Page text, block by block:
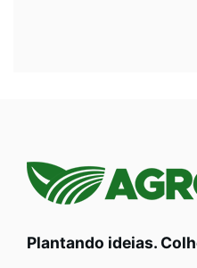
Plantando ideias.